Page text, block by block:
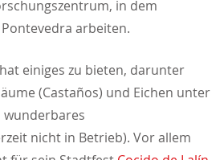
in dem
arbeiten.
einiges zu bieten, darunter
(Castaños) und Eichen unter
nicht in Betrieb). Vor allem